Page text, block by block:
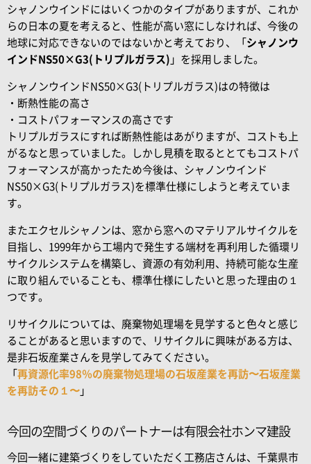
シャノンウインドにはいくつかのタイプがありますが、これか
らの日本の夏を考えると、性能が高い窓にしなければ、今後の
地球に対応できないのではないかと考えており、「 シャノンウ
インドNS50×G3(トリプルガラス) 」を採用しました。
シャノンウインドNS50×G3(トリプルガラス)はの特徴は
・断熱性能の高さ
・コストパフォーマンスの高さです
トリプルガラスにすれば断熱性能はあがりますが、コストも上
がるなと思っていました。しかし見積を取るととてもコストパ
フォーマンスが高かったため今後は、シャノンウインド
NS50×G3(トリプルガラス)を標準仕様にしようと考えていま
す。
またエクセルシャノンは、窓から窓へのマテリアルサイクルを
目指し、1999年から工場内で発生する端材を再利用した循環リ
サイクルシステムを構築し、資源の有効利用、持続可能な生産
に取り組んでいることも、標準仕様にしたいと思った理由の１
つです。
リサイクルについては、廃棄物処理場を見学すると色々と感じ
ることがあると思いますので、リサイクルに興味がある方は、
是非石坂産業さんを見学してみてください。
「 再資源化率98％の廃棄物処理場の石坂産業を再訪〜石坂産業
を再訪その１〜 」
今回の空間づくりのパートナーは有限会社ホンマ建設
今回一緒に建築づくりをしていただく工務店さんは、千葉県市